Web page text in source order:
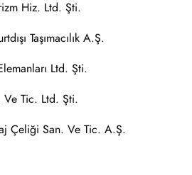
Hiz. Ltd. Şti.
Taşımacılık A.Ş.
Ltd. Şti.
Ve Tic. Ltd. Şti.
Çeliği San. Ve Tic. A.Ş.